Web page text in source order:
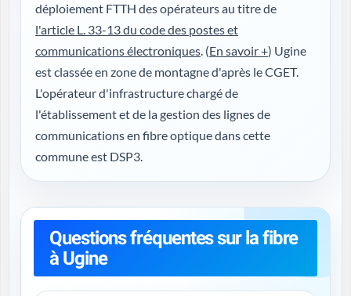
déploiement FTTH des opérateurs au titre de
l'article L. 33-13 du code des postes et
communications électroniques. (En savoir +) Ugine
est classée en zone de montagne d'après le CGET.
L'opérateur d'infrastructure chargé de
l'établissement et de la gestion des lignes de
communications en fibre optique dans cette
commune est DSP3.
Questions fréquentes sur la fibre
à Ugine